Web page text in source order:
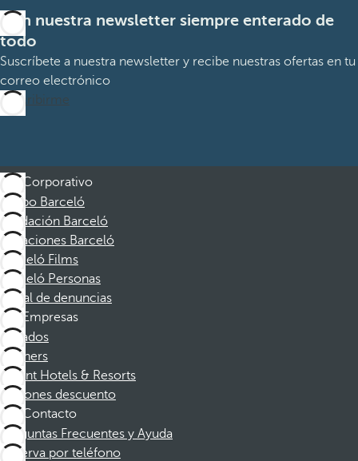
Con nuestra newsletter siempre enterado de
todo
Suscríbete a nuestra newsletter y recibe nuestras ofertas en tu
correo electrónico
Suscribirme
Corporativo
Grupo Barceló
Fundación Barceló
Vacaciones Barceló
Barceló Films
Barceló Personas
Canal de denuncias
Empresas
Afiliados
Partners
Dorint Hotels & Resorts
Cupones descuento
Contacto
Preguntas Frecuentes y Ayuda
Reserva por teléfono